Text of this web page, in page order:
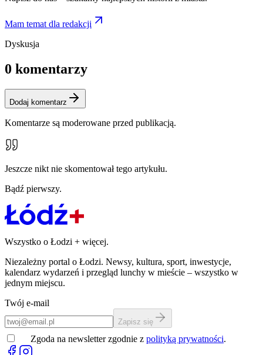
Mam temat dla redakcji
Dyskusja
0 komentarzy
Dodaj komentarz
Komentarze są moderowane przed publikacją.
Jeszcze nikt nie skomentował tego artykułu.
Bądź pierwszy.
Wszystko o Łodzi + więcej.
Niezależny portal o Łodzi. Newsy, kultura, sport, inwestycje,
kalendarz wydarzeń i przegląd lunchy w mieście – wszystko w
jednym miejscu.
Twój e-mail
Zapisz się
Zgoda na newsletter zgodnie z polityką prywatności.